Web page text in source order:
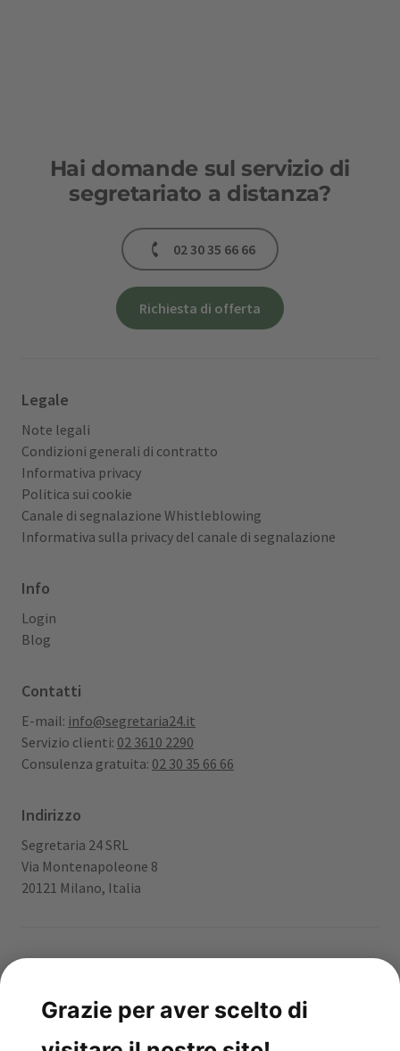
Hai domande sul servizio di
segretariato a distanza?
02 30 35 66 66
Richiesta di offerta
Legale
Note legali
Condizioni generali di contratto
Informativa privacy
Politica sui cookie
Canale di segnalazione Whistleblowing
Informativa sulla privacy del canale di segnalazione
Info
Login
Blog
Contatti
E-mail: info@segretaria24.it
Servizio clienti: 02 3610 2290
Consulenza gratuita: 02 30 35 66 66
Indirizzo
Segretaria 24 SRL
Via Montenapoleone 8
20121 Milano, Italia